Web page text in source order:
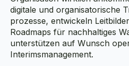
digitale und organisatorische
prozesse, entwickeln
Roadmaps für nachhaltiges
unterstützen auf Wunsch
Interimsmanagement.